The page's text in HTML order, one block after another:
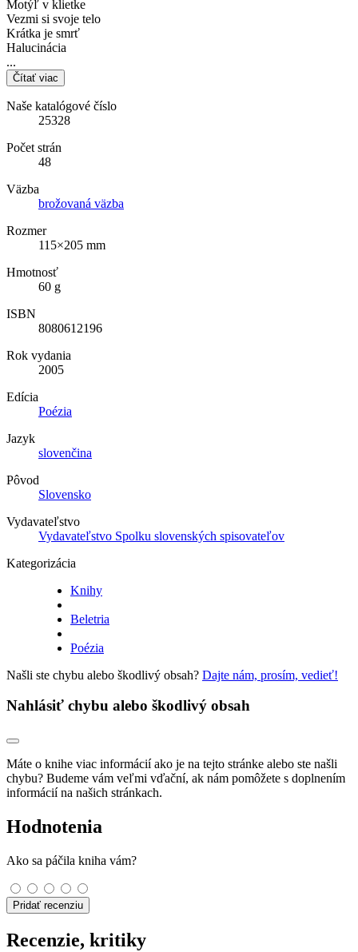
Motýľ v klietke
Vezmi si svoje telo
Krátka je smrť
Halucinácia
...
Čítať viac
Naše katalógové číslo
25328
Počet strán
48
Väzba
brožovaná väzba
Rozmer
115×205 mm
Hmotnosť
60 g
ISBN
8080612196
Rok vydania
2005
Edícia
Poézia
Jazyk
slovenčina
Pôvod
Slovensko
Vydavateľstvo
Vydavateľstvo Spolku slovenských spisovateľov
Kategorizácia
Knihy
Beletria
Poézia
Našli ste chybu alebo škodlivý obsah? Dajte nám, prosím, vedieť!
Nahlásiť chybu alebo škodlivý obsah
Máte o knihe viac informácií ako je na tejto stránke alebo ste našli
chybu? Budeme vám veľmi vďační, ak nám pomôžete s doplnením
informácií na našich stránkach.
Hodnotenia
Ako sa páčila kniha vám?
Pridať recenziu
Recenzie, kritiky